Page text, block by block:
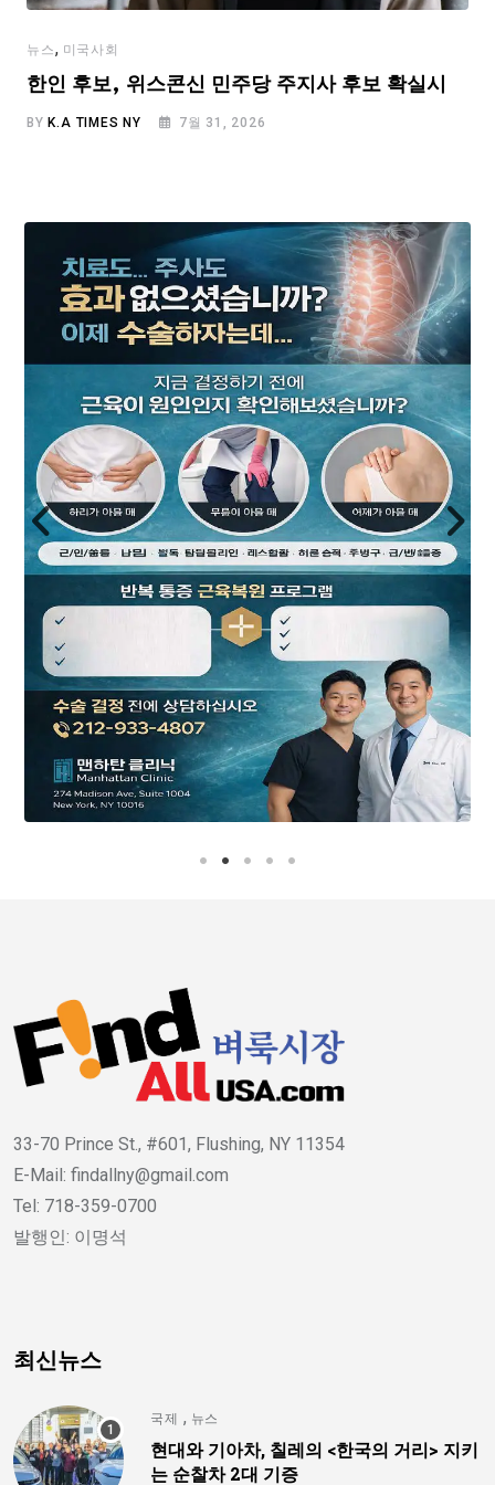
뉴스, 미국사회
한인 후보, 위스콘신 민주당 주지사 후보 확실시
BY K.A TIMES NY 7월 31, 2026
33-70 Prince St., #601, Flushing, NY 11354
E-Mail: findallny@gmail.com
Tel: 718-359-0700
발행인: 이명석
최신뉴스
국제 , 뉴스
현대와 기아차, 칠레의 <한국의 거리> 지키
는 순찰차 2대 기증